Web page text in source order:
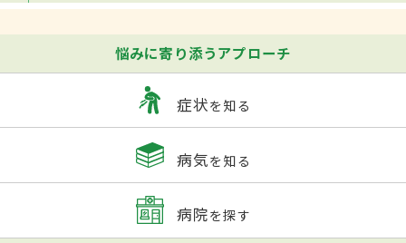
悩みに寄り添うアプローチ
症状を知る
病気を知る
病院を探す